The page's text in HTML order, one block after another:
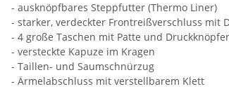
- ausknöpfbares Steppfutter (Thermo Liner)
- starker, verdeckter Frontreißverschluss mit
- 4 große Taschen mit Patte und
- versteckte Kapuze im Kragen
- Taillen- und Saumschnürzug
- Ärmelabschluss mit verstellbarem Klett